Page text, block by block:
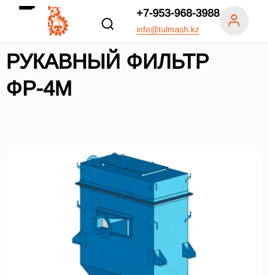
+7-953-968-3988
info@tulmash.kz
РУКАВНЫЙ ФИЛЬТР
ФР-4M